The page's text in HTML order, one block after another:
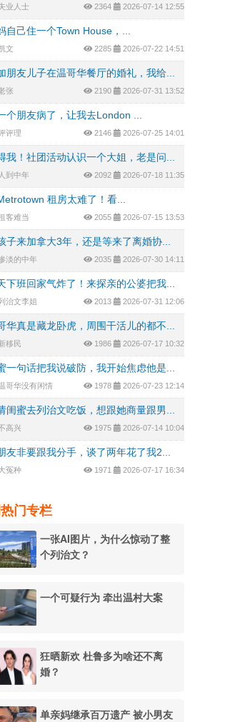
业人士 2364 2026-07-14 12:55
自己住一个Town House，...
文 2285 2026-07-22 14:51
朋友儿子在温哥华餐厅的婚礼，我给...
张 2190 2026-07-31 13:52
个朋友病了，让我去London ...
评理 2146 2026-07-25 14:01
我！社团活动认识一个大姐，老是问...
人到中年 2092 2026-07-18 11:35
租房太难了！看...
客难当 2055 2026-07-15 13:53
子来加拿大3年，还是等来了离婚协...
淡的中年 2035 2026-07-30 14:11
下班回家气炸了！来探亲的公婆把我...
治文李姐 2013 2026-07-31 12:06
华真是藏龙卧虎，周围干活儿的都不...
移民 1986 2026-07-17 10:32
一句话把我说破防，我开始焦虑他是...
哥华没有闲情 1978 2026-07-23 12:14
闺蜜去列治文吃饭，想跟她商量跟男...
高兴 1975 2026-07-14 10:04
友非要跟我分手，谈了两年花了我2...
冤种 1971 2026-07-17 16:34
门专栏
一张AI图片，为什么惊动了整
个列治文？
一个可疑行为 牵出温村大案
狂晒新欢 杜鲁多为啥还不离
婚？
单亲妈继承百万遗产 被小男友